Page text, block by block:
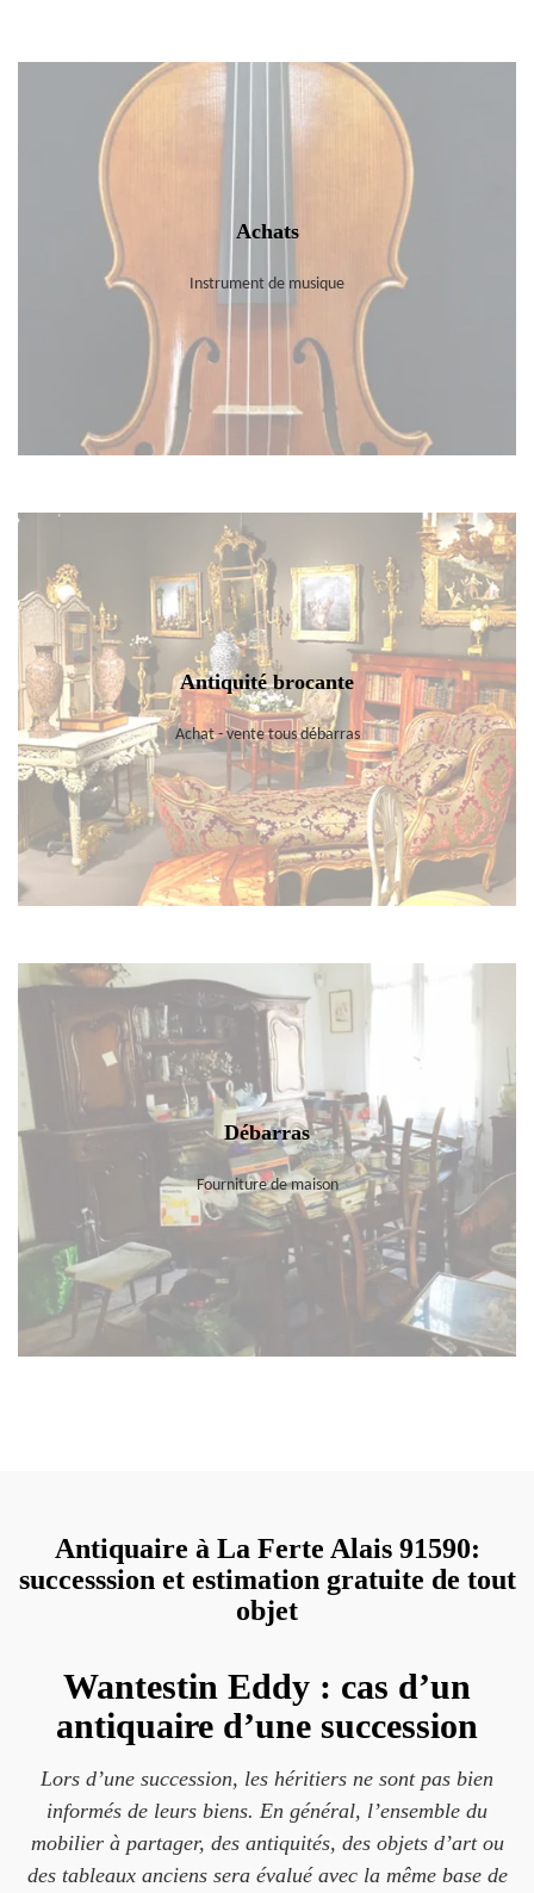
Achats
Instrument de musique
Antiquité brocante
Achat - vente tous débarras
Débarras
Fourniture de maison
Antiquaire à La Ferte Alais 91590:
successsion et estimation gratuite de tout
objet
Wantestin Eddy : cas d’un
antiquaire d’une succession
Lors d’une succession, les héritiers ne sont pas bien
informés de leurs biens. En général, l’ensemble du
mobilier à partager, des antiquités, des objets d’art ou
des tableaux anciens sera évalué avec la même base de